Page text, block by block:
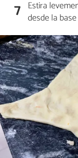
7 Estira
desde la